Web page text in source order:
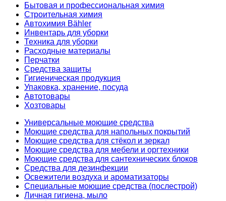
Бытовая и профессиональная химия
Строительная химия
Автохимия Bähler
Инвентарь для уборки
Техника для уборки
Расходные материалы
Перчатки
Средства защиты
Гигиеническая продукция
Упаковка, хранение, посуда
Автотовары
Хозтовары
Универсальные моющие средства
Моющие средства для напольных покрытий
Моющие средства для стёкол и зеркал
Моющие средства для мебели и оргтехники
Моющие средства для сантехнических блоков
Средства для дезинфекции
Освежители воздуха и ароматизаторы
Специальные моющие средства (послестрой)
Личная гигиена, мыло